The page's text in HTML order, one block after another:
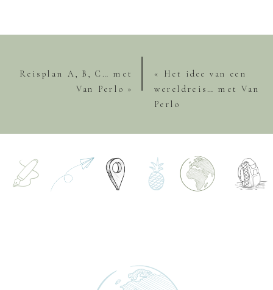
« Het idee van een
wereldreis… met Van
Perlo
Reisplan A, B, C… met
Van Perlo »